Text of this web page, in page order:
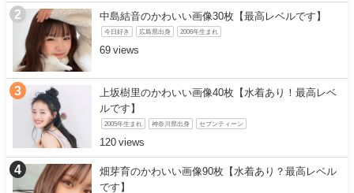
中島結音のかわいい画像30枚【最高レベルです】
今日好き 広島県出身 2006年生まれ
69
上坂樹里のかわいい画像40枚【水着あり！最高レベ
ルです】
2005年生まれ 神奈川県出身 セブンティーン
120
畑芽育のかわいい画像90枚【水着あり？最高レベル
です】